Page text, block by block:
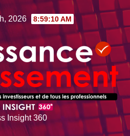
2026 8:59:11 AM
Insight 360